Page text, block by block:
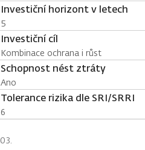
Investiční horizont v letech
5
Investiční cíl
Kombinace ochrana i růst
Schopnost nést ztráty
Ano
Tolerance rizika dle SRI/SRRI
6